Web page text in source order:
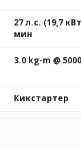
27 л.с. (19,7
мин
3.0 kg-m @
Кикстартер